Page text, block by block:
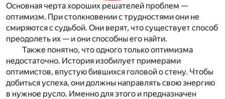
Основная черта хороших решателей проблем —
оптимизм. При столкновении с трудностями они не
смиряются с судьбой. Они верят, что существует способ
преодолеть их — и они способны его найти.
Также понятно, что одного только оптимизма
недостаточно. История изобилует примерами
оптимистов, впустую бившихся головой о стену. Чтобы
добиться успеха, они должны направлять свою энергию
в нужное русло. Именно для этого и предназначен